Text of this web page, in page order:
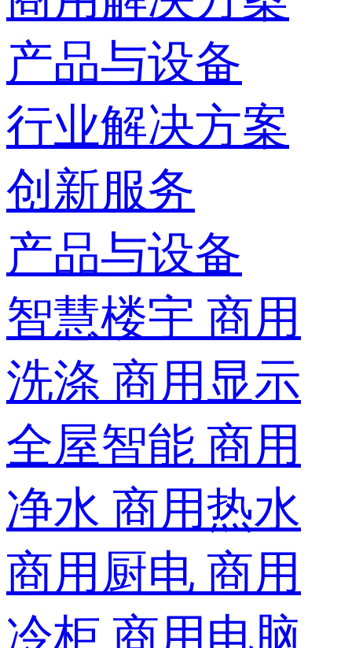
产品与设备
行业解决方案
创新服务
产品与设备
智慧楼宇 商用
洗涤 商用显示
全屋智能 商用
净水 商用热水
商用厨电 商用
冷柜 商用电脑